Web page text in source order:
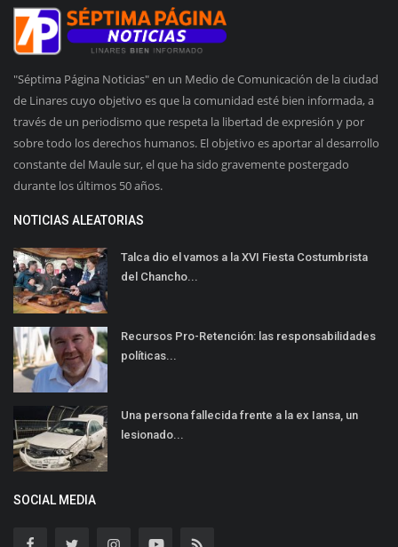
"Séptima Página Noticias" en un Medio de Comunicación de la ciudad
de Linares cuyo objetivo es que la comunidad esté bien informada, a
través de un periodismo que respeta la libertad de expresión y por
sobre todo los derechos humanos. El objetivo es aportar al desarrollo
constante del Maule sur, el que ha sido gravemente postergado
durante los últimos 50 años.
NOTICIAS ALEATORIAS
Talca dio el vamos a la XVI Fiesta Costumbrista
del Chancho...
Recursos Pro-Retención: las responsabilidades
políticas...
Una persona fallecida frente a la ex Iansa, un
lesionado...
SOCIAL MEDIA